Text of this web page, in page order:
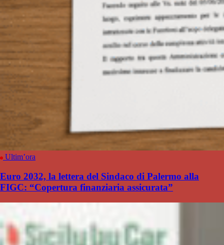
Ultim’ora
Euro 2032, la lettera del Sindaco di Palermo alla
FIGC: “Copertura finanziaria assicurata”